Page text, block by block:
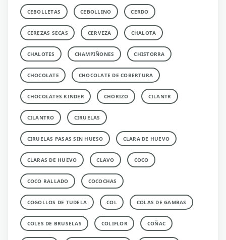
CEBOLLETAS CEBOLLINO CERDO
CEREZAS SECAS CERVEZA CHALOTA
CHALOTES CHAMPIÑONES CHISTORRA
CHOCOLATE CHOCOLATE DE COBERTURA
CHOCOLATES KINDER CHORIZO CILANTR
CILANTRO CIRUELAS
CIRUELAS PASAS SIN HUESO CLARA DE HUEVO
CLARAS DE HUEVO CLAVO COCO
COCO RALLADO COCOCHAS
COGOLLOS DE TUDELA COL COLAS DE GAMBAS
COLES DE BRUSELAS COLIFLOR COÑAC